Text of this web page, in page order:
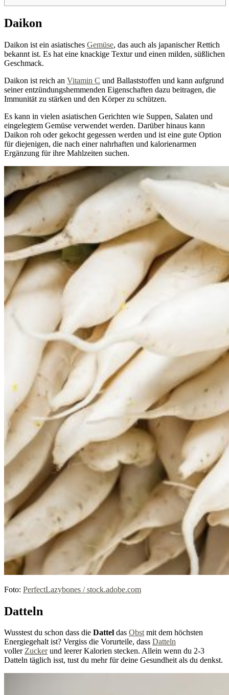
Daikon
Daikon ist ein asiatisches Gemüse, das auch als japanischer Rettich
bekannt ist. Es hat eine knackige Textur und einen milden, süßlichen
Geschmack.
Daikon ist reich an Vitamin C und Ballaststoffen und kann aufgrund
seiner entzündungshemmenden Eigenschaften dazu beitragen, die
Immunität zu stärken und den Körper zu schützen.
Es kann in vielen asiatischen Gerichten wie Suppen, Salaten und
eingelegtem Gemüse verwendet werden. Darüber hinaus kann
Daikon roh oder gekocht gegessen werden und ist eine gute Option
für diejenigen, die nach einer nahrhaften und kalorienarmen
Ergänzung für ihre Mahlzeiten suchen.
Foto: PerfectLazybones / stock.adobe.com
Datteln
Wusstest du schon dass die Dattel das Obstmit dem höchsten
Energiegehalt ist? Vergiss die Vorurteile, dass Datteln
vollerZuckerund leerer Kalorien stecken. Allein wenn du 2-3
Datteln täglich isst, tust du mehr für deine Gesundheit als du denkst.